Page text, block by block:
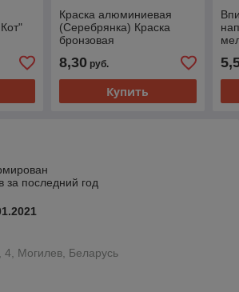
Краска алюминиевая
(Серебрянка) Краска
бронзовая
8,30руб.
Купить
за последний год
4, Могилев, Беларусь